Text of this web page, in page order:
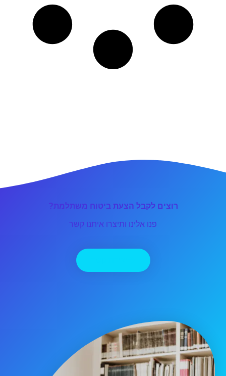
רוצים לקבל הצעת ביטוח משתלמת?
פנו אלינו ותיצרו איתנו קשר